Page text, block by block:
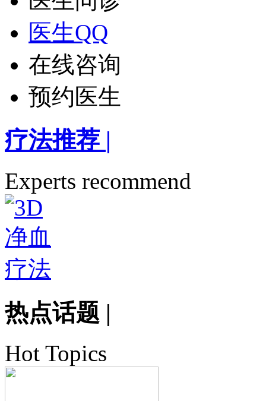
医生QQ
在线咨询
预约医生
疗法推荐 |
Experts recommend
热点话题 |
Hot Topics